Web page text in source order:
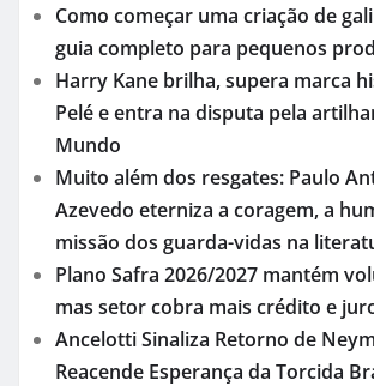
Como começar uma criação de
guia completo para pequenos
Harry Kane brilha, supera marca
Pelé e entra na disputa pela
Mundo
Muito além dos resgates: Paulo
Azevedo eterniza a coragem, a
missão dos guarda-vidas na
Plano Safra 2026/2027 mantém
mas setor cobra mais crédito e
Ancelotti Sinaliza Retorno de
Reacende Esperança da Torcida